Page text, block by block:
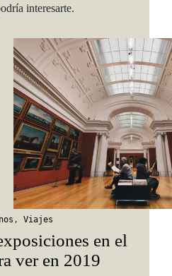
interesarte.
, Viajes
en el
ver en 2019